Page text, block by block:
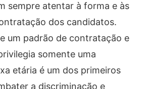
sempre atentar à forma e às
dos candidatos.
um padrão de contratação e
somente uma
etária é um dos primeiros
a discriminação e